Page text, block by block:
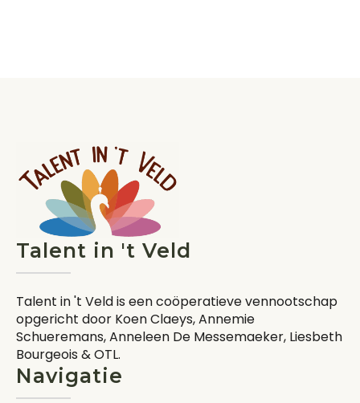
Talent in 't Veld
Talent in 't Veld is een coöperatieve vennootschap
opgericht door Koen Claeys, Annemie
Schueremans, Anneleen De Messemaeker, Liesbeth
Bourgeois & OTL.
Navigatie